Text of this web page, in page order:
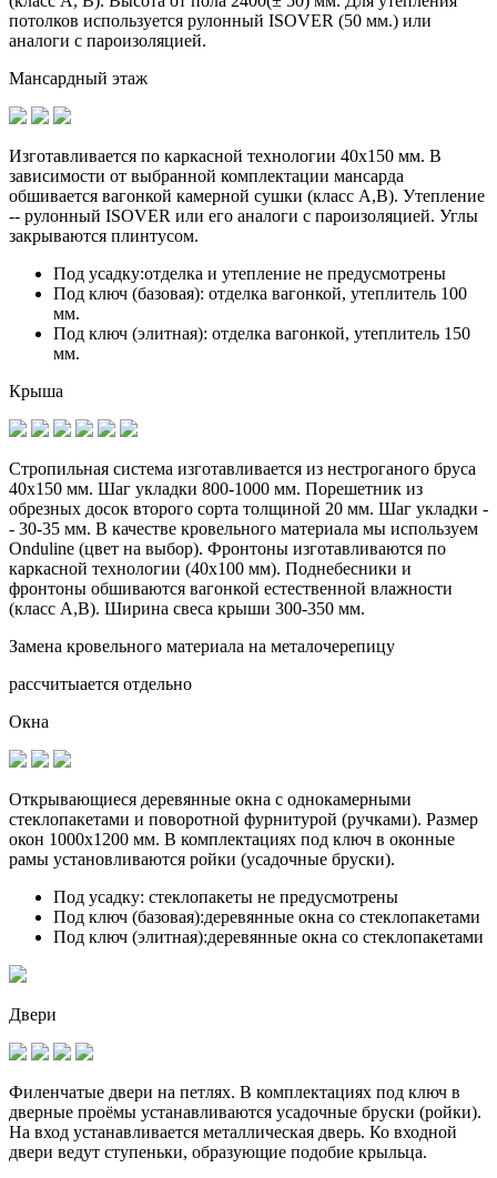
потолков используется рулонный ISOVER (50 мм.) или
аналоги с пароизоляцией.
Мансардный этаж
Изготавливается по каркасной технологии 40х150 мм. В
зависимости от выбранной комплектации мансарда
обшивается вагонкой камерной сушки (класс А,В). Утепление
-- рулонный ISOVER или его аналоги с пароизоляцией. Углы
закрываются плинтусом.
Под усадку:отделка и утепление не предусмотрены
Под ключ (базовая): отделка вагонкой, утеплитель 100
мм.
Под ключ (элитная): отделка вагонкой, утеплитель 150
мм.
Крыша
Стропильная система изготавливается из нестроганого бруса
40х150 мм. Шаг укладки 800-1000 мм. Порешетник из
обрезных досок второго сорта толщиной 20 мм. Шаг укладки -
- 30-35 мм. В качестве кровельного материала мы используем
Onduline (цвет на выбор). Фронтоны изготавливаются по
каркасной технологии (40х100 мм). Поднебесники и
фронтоны обшиваются вагонкой естественной влажности
(класс А,В). Ширина свеса крыши 300-350 мм.
Замена кровельного материала на металочерепицу
рассчитыается отдельно
Окна
Открывающиеся деревянные окна с однокамерными
стеклопакетами и поворотной фурнитурой (ручками). Размер
окон 1000х1200 мм. В комплектациях под ключ в оконные
рамы установливаются ройки (усадочные бруски).
Под усадку: стеклопакеты не предусмотрены
Под ключ (базовая):деревянные окна со стеклопакетами
Под ключ (элитная):деревянные окна со стеклопакетами
Двери
Филенчатые двери на петлях. В комплектациях под ключ в
дверные проёмы устанавливаются усадочные бруски (ройки).
На вход устанавливается металлическая дверь. Ко входной
двери ведут ступеньки, образующие подобие крыльца.